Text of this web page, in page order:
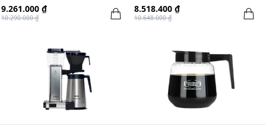
9.261.000 ₫
10.290.000 ₫
8.518.400 ₫
10.648.000 ₫